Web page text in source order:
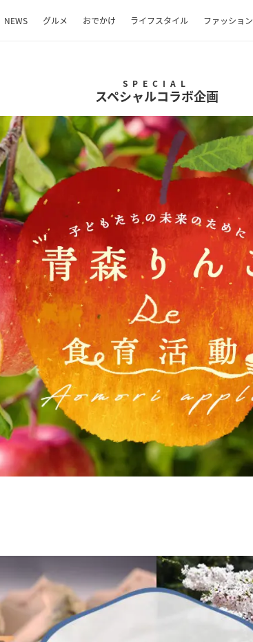
NEWS グルメ おでかけ ライフスタイル ファッション
スペシャルコラボ企画